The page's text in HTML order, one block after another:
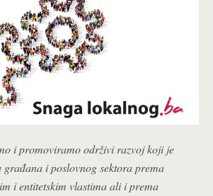
i promoviramo održivi razvoj koji je
građana i poslovnog sektora prema
i entitetskim vlastima ali i prema